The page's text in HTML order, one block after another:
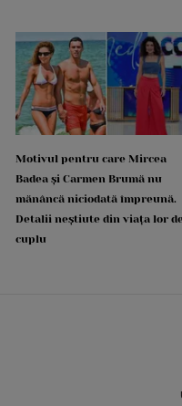
Motivul pentru care Mircea
Badea și Carmen Brumă nu
mănâncă niciodată împreună.
Detalii neștiute din viața lor
cuplu